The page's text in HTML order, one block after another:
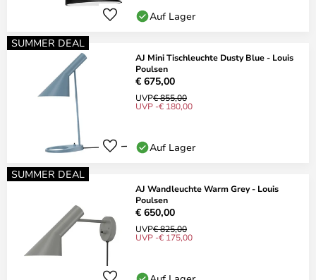
Auf Lager
SUMMER DEAL
AJ Mini Tischleuchte Dusty Blue - Louis
Poulsen
€ 675,00
UVP€ 855,00
UVP -€ 180,00
Auf Lager
SUMMER DEAL
AJ Wandleuchte Warm Grey - Louis
Poulsen
€ 650,00
UVP€ 825,00
UVP -€ 175,00